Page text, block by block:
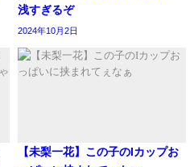
浅すぎるぞ
2024年10月2日
【未梨一花】この子のIカップお